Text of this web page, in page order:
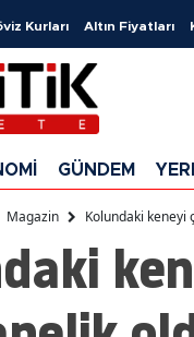
Kurları Altın Fiyatları
GÜNDEM
Magazin Kolundaki keneyi